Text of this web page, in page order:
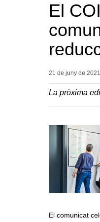
El
21 de juny de 2021
La pròxima
El comunicat